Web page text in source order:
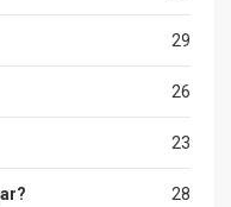
29
26
23
28